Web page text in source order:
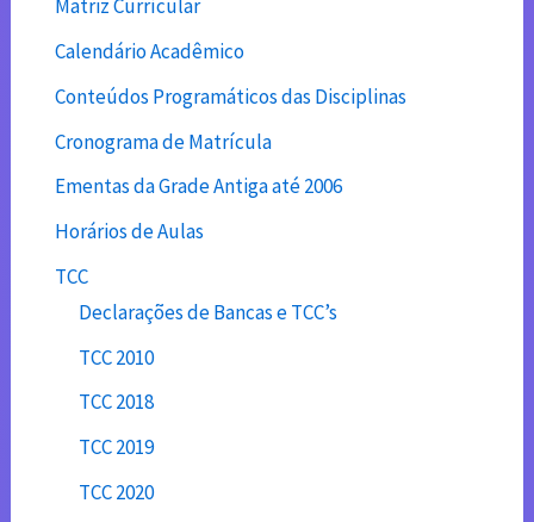
Matriz Currícular
Calendário Acadêmico
Conteúdos Programáticos das Disciplinas
Cronograma de Matrícula
Ementas da Grade Antiga até 2006
Horários de Aulas
TCC
Declarações de Bancas e TCC’s
TCC 2010
TCC 2018
TCC 2019
TCC 2020